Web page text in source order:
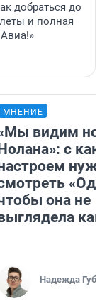
добраться до
и полная
МНЕНИЕ
видим
с
она не
как
Надежда